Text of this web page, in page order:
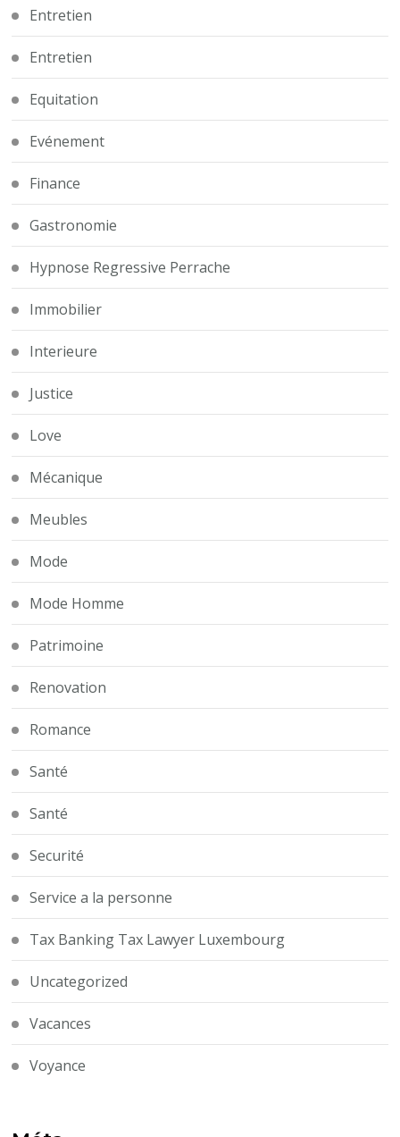
Entretien
Entretien
Equitation
Evénement
Finance
Gastronomie
Hypnose Regressive Perrache
Immobilier
Interieure
Justice
Love
Mécanique
Meubles
Mode
Mode Homme
Patrimoine
Renovation
Romance
Santé
Santé
Securité
Service a la personne
Tax Banking Tax Lawyer Luxembourg
Uncategorized
Vacances
Voyance